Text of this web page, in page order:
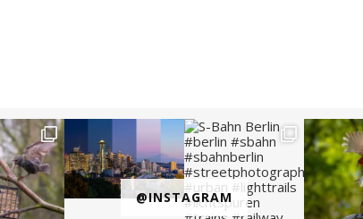
@INSTAGRAM